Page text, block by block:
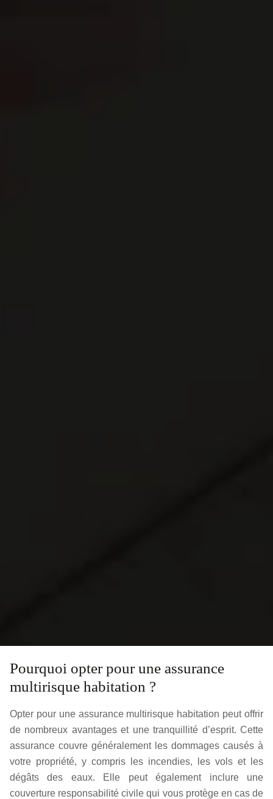
Pourquoi opter pour une assurance
multirisque habitation ?
Opter pour une assurance multirisque habitation peut offrir
de nombreux avantages et une tranquillité d’esprit. Cette
assurance couvre généralement les dommages causés à
votre propriété, y compris les incendies, les vols et les
dégâts des eaux. Elle peut également inclure une
couverture responsabilité civile qui vous protège en cas de